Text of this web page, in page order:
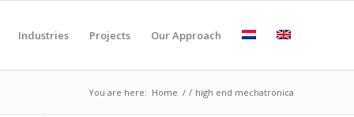
Industries Projects Our Approach
You are here: Home / / high end mechatronica